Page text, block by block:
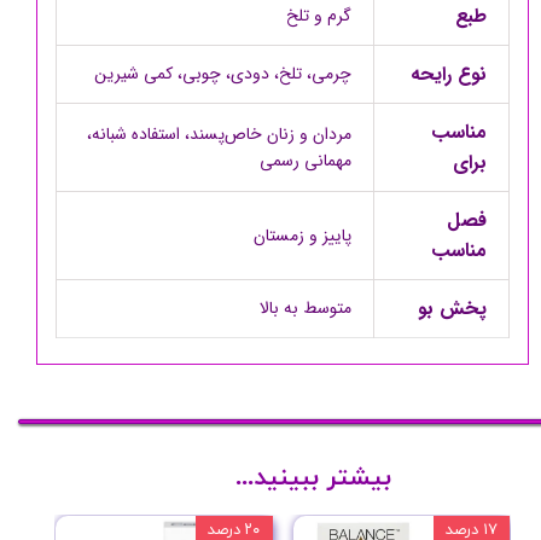
طبع گرم و تلخ
نوع رایحه چرمی، تلخ، دودی، چوبی، کمی شیرین
مناسب
برای
مردان و زنان خاص‌پسند، استفاده شبانه،
مهمانی رسمی
فصل
مناسب
پاییز و زمستان
پخش بو متوسط به بالا
۲۰ درصد ۱۷ درصد
بیشتر ببینید...